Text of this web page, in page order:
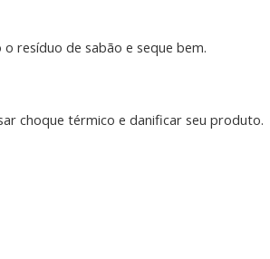
resíduo de sabão e seque bem.
choque térmico e danificar seu produto.